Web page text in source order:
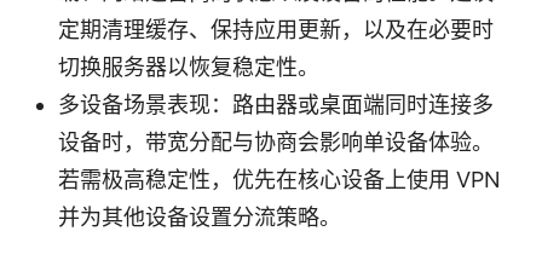
定期清理缓存、保持应用更新，以及在必要时
切换服务器以恢复稳定性。
多设备场景表现：路由器或桌面端同时连接多
设备时，带宽分配与协商会影响单设备体验。
若需极高稳定性，优先在核心设备上使用 VPN
并为其他设备设置分流策略。